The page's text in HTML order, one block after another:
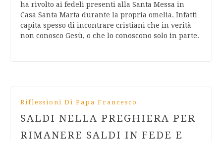
ha rivolto ai fedeli presenti alla Santa Messa in
Casa Santa Marta durante la propria omelia. Infatti
capita spesso di incontrare cristiani che in verità
non conosco Gesù, o che lo conoscono solo in parte.
Riflessioni Di Papa Francesco
SALDI NELLA PREGHIERA PER
RIMANERE SALDI IN FEDE E